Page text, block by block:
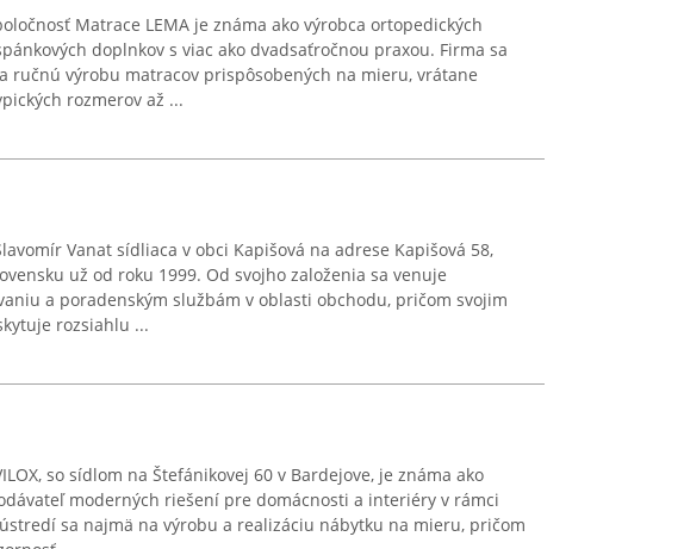
Matrace LEMA je známa ako výrobca ortopedických
doplnkov s viac ako dvadsaťročnou praxou. Firma sa
ručnú výrobu matracov prispôsobených na mieru, vrátane
rozmerov až ...
Vanat sídliaca v obci Kapišová na adrese Kapišová 58,
už od roku 1999. Od svojho založenia sa venuje
a poradenským službám v oblasti obchodu, pričom svojim
rozsiahlu ...
so sídlom na Štefánikovej 60 v Bardejove, je známa ako
moderných riešení pre domácnosti a interiéry v rámci
sa najmä na výrobu a realizáciu nábytku na mieru, pričom